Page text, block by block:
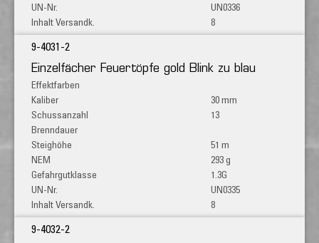
UN0336
8
Einzelfächer Feuertöpfe gold Blink zu blau
9-4031-2
30 mm
13
51 m
293 g
1.3G
UN0335
8
9-4032-2